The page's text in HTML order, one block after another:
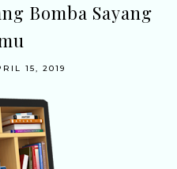
Bomba Sayang
15, 2019